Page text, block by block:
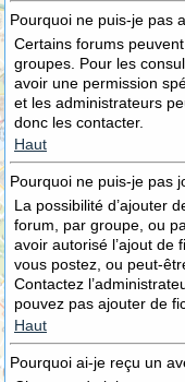
Pourquoi ne puis-je pas
Certains forums
groupes. Pour les
avoir une permission
et les administrateurs
donc les contacter.
Haut
Pourquoi ne puis-je pas
La possibilité d’ajouter
forum, par groupe, ou
avoir autorisé l’ajout de
vous postez, ou peut-
Contactez
pouvez pas ajouter de
Haut
Pourquoi ai-je reçu un